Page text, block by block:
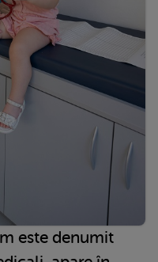
este denumit